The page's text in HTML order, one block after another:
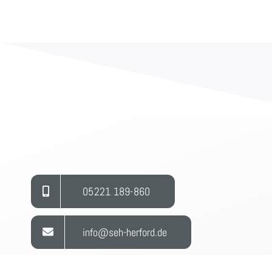
05221 189-860
info@seh-herford.de